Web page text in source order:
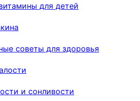
для детей
советы для здоровья
и сонливости